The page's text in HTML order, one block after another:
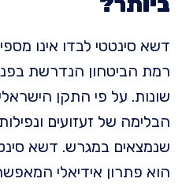
דשא סינטטי לבדו אינו
רמת הביטחון הנדרשת
שונות. על פי התקן
הבלימה של זעזועים
שנמצאים במגרש. דשא
הוא פתרון אידיאלי